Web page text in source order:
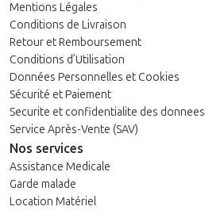
Mentions Légales
Conditions de Livraison
Retour et Remboursement
Conditions d’Utilisation
Données Personnelles et Cookies
Sécurité et Paiement
Securite et confidentialite des donnees
Service Après-Vente (SAV)
Nos services
Assistance Medicale
Garde malade
Location Matériel